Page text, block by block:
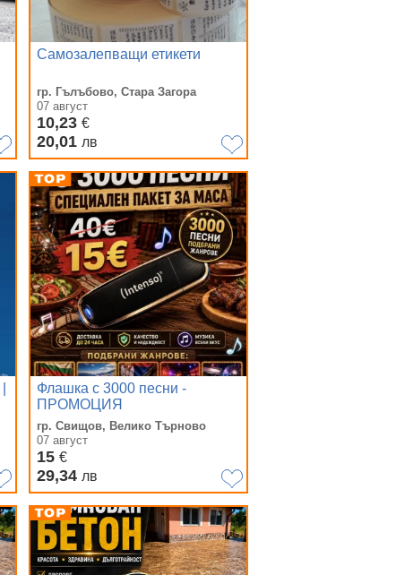
Самозалепващи етикети
гр. Гълъбово, Стара Загора
07 август
10,23 €
20,01 лв
Флашка с 3000 песни -
ПРОМОЦИЯ
гр. Свищов, Велико Търново
07 август
15 €
29,34 лв